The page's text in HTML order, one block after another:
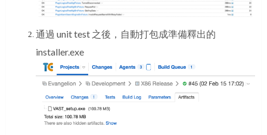
通過 unit test 之後，自動打包成準備釋出的
installer.exe